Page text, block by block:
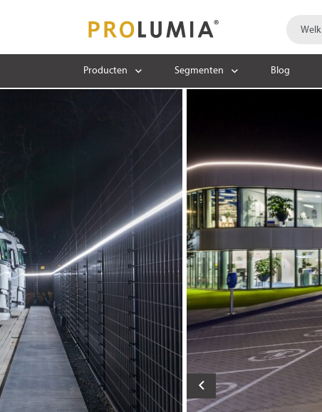
Producten Segmenten Blog